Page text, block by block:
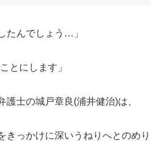
たんでしょう…」
とにします」
護士の城戸章良(浦井健治)は、
きっかけに深いうねりへとのめり